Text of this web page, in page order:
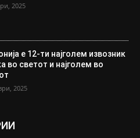
2025
е 12-ти најголем извозник
во светот и најголем во
2025